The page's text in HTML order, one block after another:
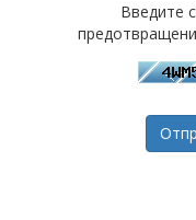
Введите